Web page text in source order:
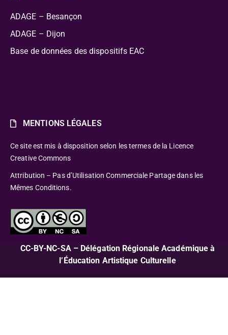
ADAGE – Besançon
ADAGE – Dijon
Base de données des dispositifs EAC
MENTIONS LÉGALES
Ce site est mis à disposition selon les termes de la Licence
Creative Commons
Attribution – Pas d’Utilisation Commerciale Partage dans les
Mêmes Conditions.
CC-BY-NC-SA – Délégation Régionale Académique à
l’Éducation Artistique Culturelle